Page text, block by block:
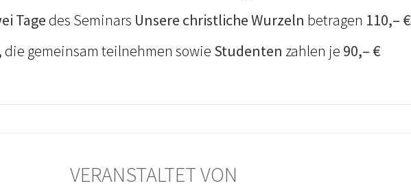
Tage des Seminars Unsere christliche Wurzeln betragen 110,– €
die gemeinsam teilnehmen sowie Studenten zahlen je 90,– €
VERANSTALTET VON